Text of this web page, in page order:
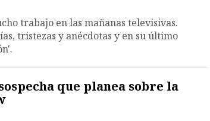
trabajo en las mañanas televisivas.
tristezas y anécdotas y en su último
que planea sobre la